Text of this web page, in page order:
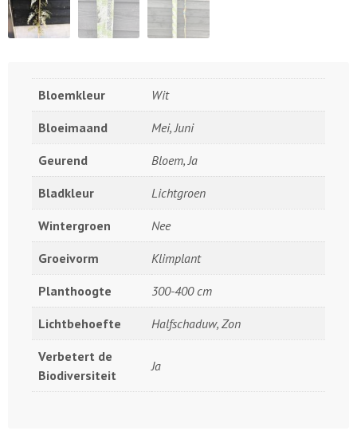
Bloemkleur Wit
Bloeimaand Mei, Juni
Geurend Bloem, Ja
Bladkleur Lichtgroen
Wintergroen Nee
Groeivorm Klimplant
Planthoogte 300-400 cm
Lichtbehoefte Halfschaduw, Zon
Verbetert de
Biodiversiteit
Ja